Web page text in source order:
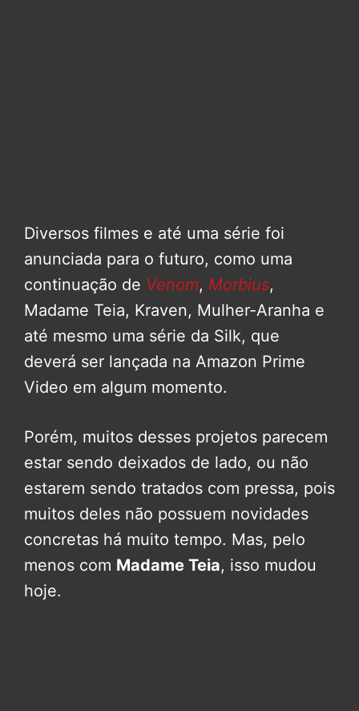
Diversos filmes e até uma série foi
anunciada para o futuro, como uma
continuação de Venom, Morbius,
Madame Teia, Kraven, Mulher-Aranha e
até mesmo uma série da Silk, que
deverá ser lançada na Amazon Prime
Video em algum momento.
Porém, muitos desses projetos parecem
estar sendo deixados de lado, ou não
estarem sendo tratados com pressa, pois
muitos deles não possuem novidades
concretas há muito tempo. Mas, pelo
menos com Madame Teia, isso mudou
hoje.